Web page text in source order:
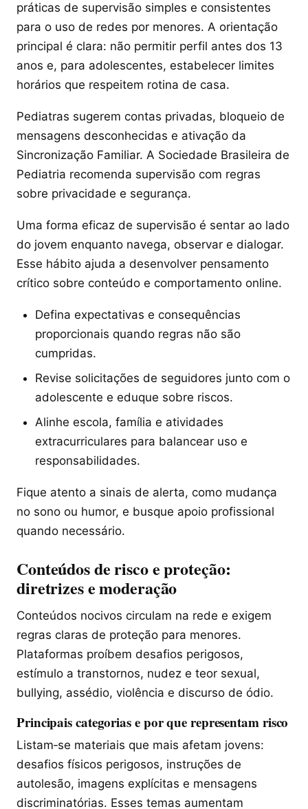
práticas de supervisão simples e consistentes
para o uso de redes por menores. A orientação
principal é clara: não permitir perfil antes dos 13
anos e, para adolescentes, estabelecer limites
horários que respeitem rotina de casa.
Pediatras sugerem contas privadas, bloqueio de
mensagens desconhecidas e ativação da
Sincronização Familiar. A Sociedade Brasileira de
Pediatria recomenda supervisão com regras
sobre privacidade e segurança.
Uma forma eficaz de supervisão é sentar ao lado
do jovem enquanto navega, observar e dialogar.
Esse hábito ajuda a desenvolver pensamento
crítico sobre conteúdo e comportamento online.
Defina expectativas e consequências
proporcionais quando regras não são
cumpridas.
Revise solicitações de seguidores junto com o
adolescente e eduque sobre riscos.
Alinhe escola, família e atividades
extracurriculares para balancear uso e
responsabilidades.
Fique atento a sinais de alerta, como mudança
no sono ou humor, e busque apoio profissional
quando necessário.
Conteúdos de risco e proteção:
diretrizes e moderação
Conteúdos nocivos circulam na rede e exigem
regras claras de proteção para menores.
Plataformas proíbem desafios perigosos,
estímulo a transtornos, nudez e teor sexual,
bullying, assédio, violência e discurso de ódio.
Principais categorias e por que representam risco
Listam‑se materiais que mais afetam jovens:
desafios físicos perigosos, instruções de
autolesão, imagens explícitas e mensagens
discriminatórias. Esses temas aumentam